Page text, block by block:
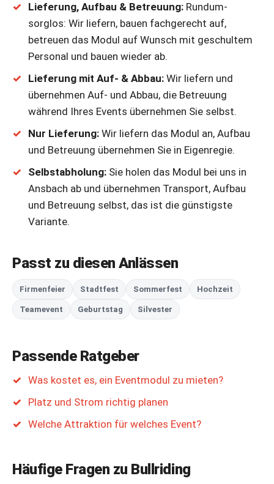
Lieferung, Aufbau & Betreuung: Rundum-
sorglos: Wir liefern, bauen fachgerecht auf,
betreuen das Modul auf Wunsch mit geschultem
Personal und bauen wieder ab.
Lieferung mit Auf- & Abbau: Wir liefern und
übernehmen Auf- und Abbau, die Betreuung
während Ihres Events übernehmen Sie selbst.
Nur Lieferung: Wir liefern das Modul an, Aufbau
und Betreuung übernehmen Sie in Eigenregie.
Selbstabholung: Sie holen das Modul bei uns in
Ansbach ab und übernehmen Transport, Aufbau
und Betreuung selbst, das ist die günstigste
Variante.
Passt zu diesen Anlässen
Firmenfeier Stadtfest Sommerfest Hochzeit
Teamevent Geburtstag Silvester
Passende Ratgeber
Was kostet es, ein Eventmodul zu mieten?
Platz und Strom richtig planen
Welche Attraktion für welches Event?
Häufige Fragen zu Bullriding